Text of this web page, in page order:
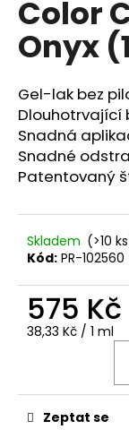
Color
Onyx
Gel-lak bez
Dlouhotrvající
Snadná
Snadné
Patentovaný
Skladem (>10
Kód: PR-102560
575 Kč
Měrná
38,33 Kč / 1 ml
Zeptat se
a
j
t
?
D
p
u